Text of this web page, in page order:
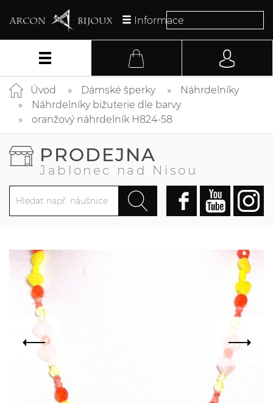
Informace
Úvod Dámské šperky
Náhrdelníky
Náhrdelníky bižuterie dle barvy
oranžový náhrdelník H824-58
PRODEJNA
Jablonec nad Nisou